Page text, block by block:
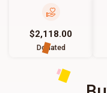
$2,118.00
Donated